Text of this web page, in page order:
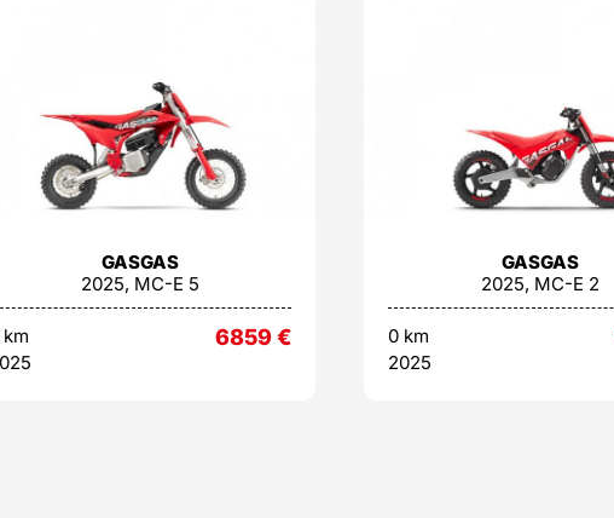
GASGAS
2025, MC-E 5
km
6859€
GASGAS
2025, MC-E 2
0 km
2025